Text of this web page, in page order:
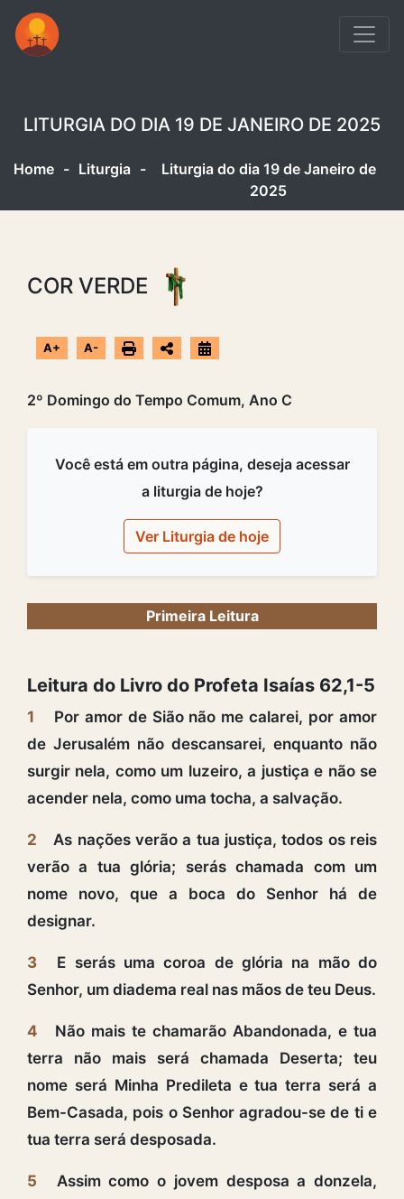
LITURGIA DO DIA 19 DE JANEIRO DE 2025
Home - Liturgia -
Liturgia do dia 19 de Janeiro de
2025
COR VERDE
A+ A-
2º Domingo do Tempo Comum, Ano C
Você está em outra página, deseja acessar
a liturgia de hoje?
Ver Liturgia de hoje
Primeira Leitura
Leitura do Livro do Profeta Isaías 62,1-5
1
Por amor de Sião não me calarei, por amor
de Jerusalém não descansarei, enquanto não
surgir nela, como um luzeiro, a justiça e não se
acender nela, como uma tocha, a salvação.
2
As nações verão a tua justiça, todos os reis
verão a tua glória; serás chamada com um
nome novo, que a boca do Senhor há de
designar.
3
E serás uma coroa de glória na mão do
Senhor, um diadema real nas mãos de teu Deus.
4
Não mais te chamarão Abandonada, e tua
terra não mais será chamada Deserta; teu
nome será Minha Predileta e tua terra será a
Bem-Casada, pois o Senhor agradou-se de ti e
tua terra será desposada.
5
Assim como o jovem desposa a donzela,